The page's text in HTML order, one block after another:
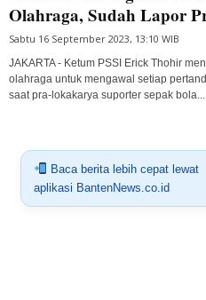
Olahraga, Sudah Lapor
Sabtu 16 September 2023, 13:10 WIB
JAKARTA - Ketum PSSI Erick Thohir
olahraga untuk mengawal setiap
saat pra-lokakarya suporter sepak bola...
Baca berita lebih cepat lewat
aplikasi BantenNews.co.id